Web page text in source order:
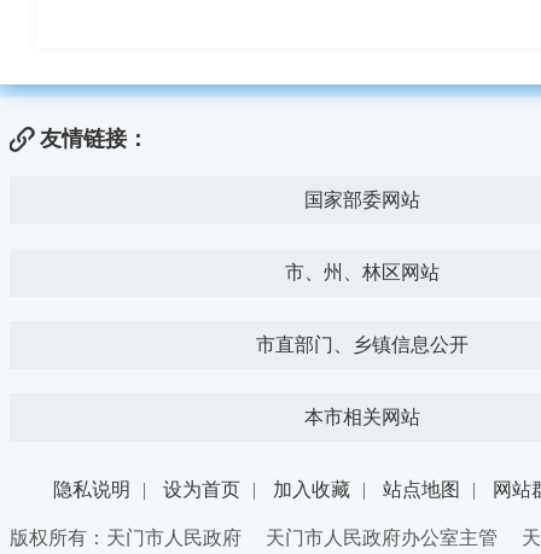
友情链接：
国家部委网站
市、州、林区网站
市直部门、乡镇信息公开
本市相关网站
隐私说明 | 设为首页 | 加入收藏 | 站点地图 | 网站
版权所有：天门市人民政府 天门市人民政府办公室主管 天